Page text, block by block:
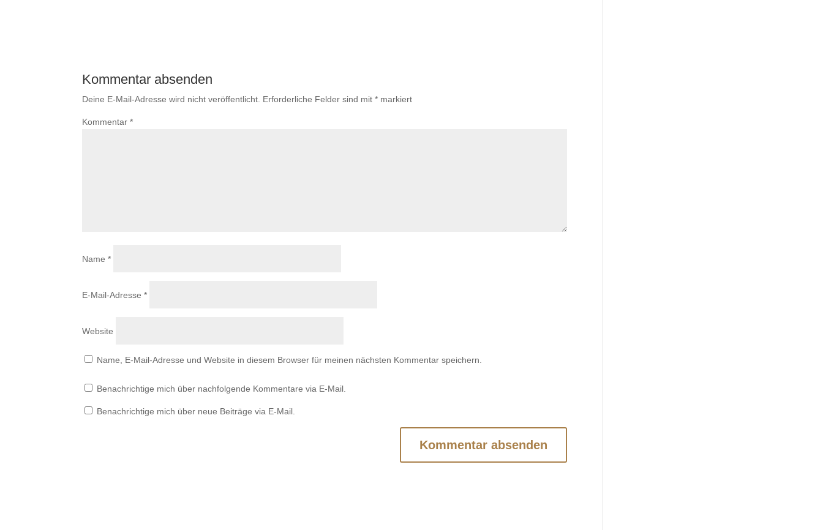
Kommentar absenden
Deine E-Mail-Adresse wird nicht veröffentlicht. Erforderliche Felder sind mit* markiert
Kommentar*
Name*
E-Mail-Adresse*
Website
Name, E-Mail-Adresse und Website in diesem Browser für meinen nächsten Kommentar speichern.
Benachrichtige mich über nachfolgende Kommentare via E-Mail.
Benachrichtige mich über neue Beiträge via E-Mail.